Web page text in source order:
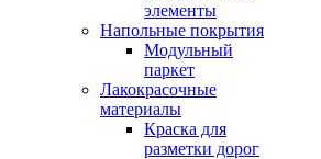
элементы
Напольные покрытия
Модульный
паркет
Лакокрасочные
материалы
Краска для
разметки дорог